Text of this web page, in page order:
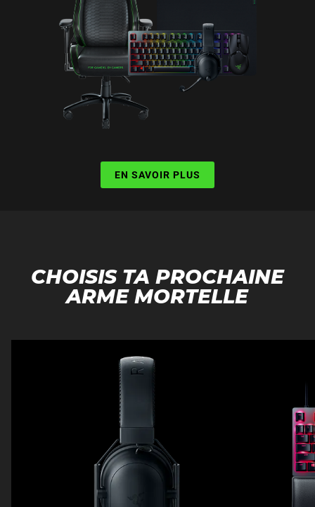
EN SAVOIR PLUS
CHOISIS TA PROCHAINE
ARME MORTELLE